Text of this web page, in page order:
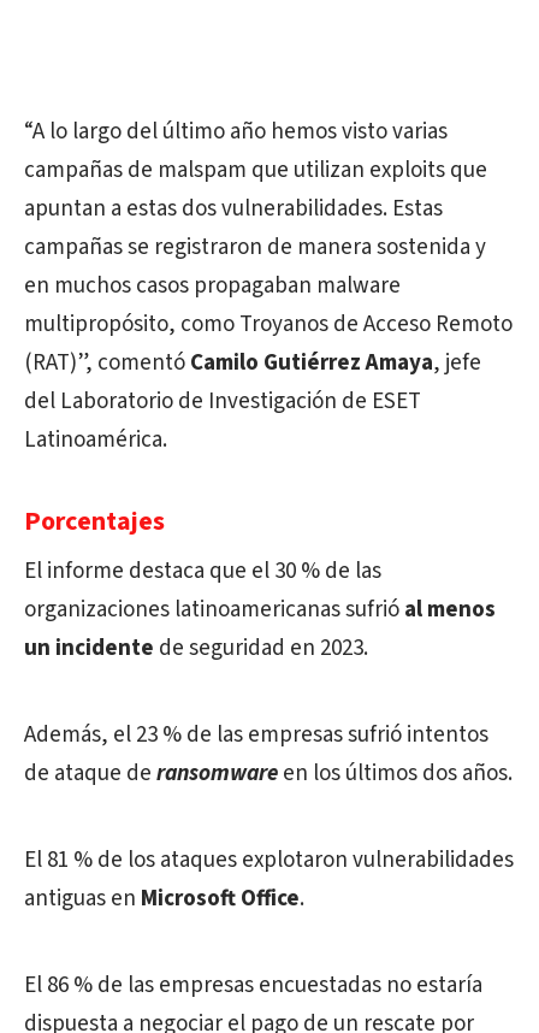
“A lo largo del último año hemos visto varias
campañas de malspam que utilizan exploits que
apuntan a estas dos vulnerabilidades. Estas
campañas se registraron de manera sostenida y
en muchos casos propagaban malware
multipropósito, como Troyanos de Acceso Remoto
(RAT)”, comentóCamilo Gutiérrez Amaya, jefe
del Laboratorio de Investigación de ESET
Latinoamérica.
Porcentajes
El informe destaca que el 30 % de las
organizaciones latinoamericanas sufrióal menos
un incidente de seguridad en 2023.
Además, el 23 % de las empresas sufrió intentos
de ataque deransomwareen los últimos dos años.
El 81 % de los ataques explotaron vulnerabilidades
antiguas en Microsoft Office.
El 86 % de las empresas encuestadas no estaría
dispuesta a negociar el pago de un rescate por